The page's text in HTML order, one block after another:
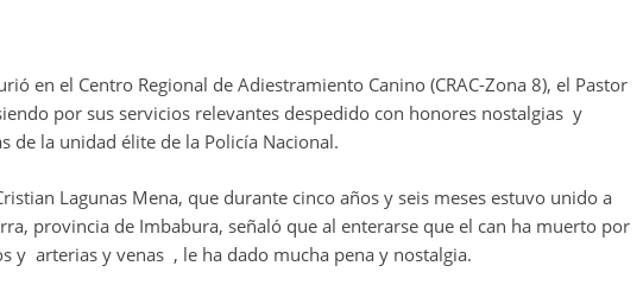
en el Centro Regional de Adiestramiento Canino (CRAC-Zona 8), el Pastor
por sus servicios relevantes despedido con honores nostalgias y
de la unidad élite de la Policía Nacional.
Lagunas Mena, que durante cinco años y seis meses estuvo unido a
provincia de Imbabura, señaló que al enterarse que el can ha muerto por
y arterias y venas , le ha dado mucha pena y nostalgia.